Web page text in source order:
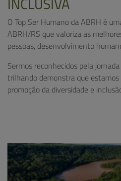
O Top Ser Humano da ABRH é
ABRH/RS que valoriza as
pessoas, desenvolvimento
Sermos reconhecidos pela
trilhando demonstra que
promoção da diversidade e